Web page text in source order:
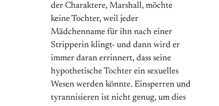
der Charaktere, Marshall, möchte
keine Tochter, weil jeder
Mädchenname für ihn nach einer
Stripperin klingt- und dann wird er
immer daran errinnert, dass seine
hypothetische Tochter ein sexuelles
Wesen werden könnte. Einsperren und
tyrannisieren ist nicht genug, um dies